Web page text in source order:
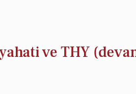
ve THY